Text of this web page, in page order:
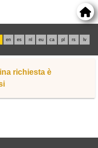
en es nl eu ca pl rs lv
richiesta è